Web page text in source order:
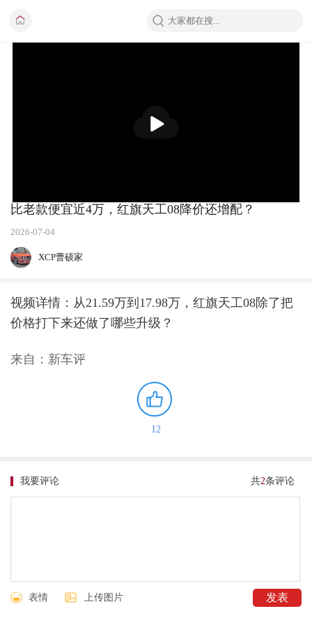
放
比老款便宜近4万，红旗天工08降价还增配？
2026-07-04
XCP曹硕家
视频详情：从21.59万到17.98万，红旗天工08除了把
价格打下来还做了哪些升级？
来自：新车评
12
共2条评论
我要评论
表情 上传图片